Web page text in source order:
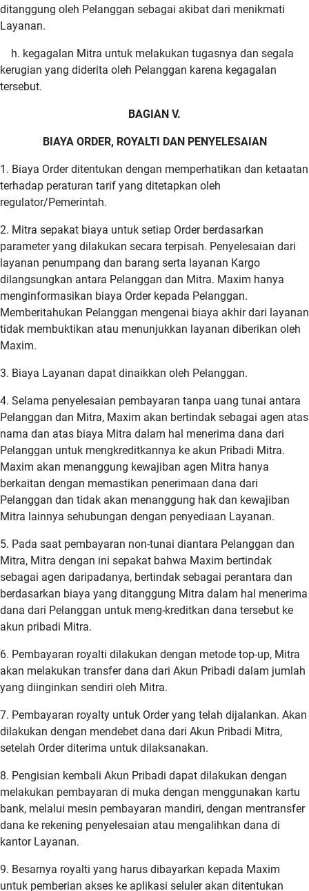
ditanggung oleh Pelanggan sebagai akibat dari menikmati
Layanan.
h. kegagalan Mitra untuk melakukan tugasnya dan segala
kerugian yang diderita oleh Pelanggan karena kegagalan
tersebut.
BAGIAN V.
BIAYA ORDER, ROYALTI DAN PENYELESAIAN
1. Biaya Order ditentukan dengan memperhatikan dan ketaatan
terhadap peraturan tarif yang ditetapkan oleh
regulator/Pemerintah.
2. Mitra sepakat biaya untuk setiap Order berdasarkan
parameter yang dilakukan secara terpisah. Penyelesaian dari
layanan penumpang dan barang serta layanan Kargo
dilangsungkan antara Pelanggan dan Mitra. Maxim hanya
menginformasikan biaya Order kepada Pelanggan.
Memberitahukan Pelanggan mengenai biaya akhir dari layanan
tidak membuktikan atau menunjukkan layanan diberikan oleh
Maxim.
3. Biaya Layanan dapat dinaikkan oleh Pelanggan.
4. Selama penyelesaian pembayaran tanpa uang tunai antara
Pelanggan dan Mitra, Maxim akan bertindak sebagai agen atas
nama dan atas biaya Mitra dalam hal menerima dana dari
Pelanggan untuk mengkreditkannya ke akun Pribadi Mitra.
Maxim akan menanggung kewajiban agen Mitra hanya
berkaitan dengan memastikan penerimaan dana dari
Pelanggan dan tidak akan menanggung hak dan kewajiban
Mitra lainnya sehubungan dengan penyediaan Layanan.
5. Pada saat pembayaran non-tunai diantara Pelanggan dan
Mitra, Mitra dengan ini sepakat bahwa Maxim bertindak
sebagai agen daripadanya, bertindak sebagai perantara dan
berdasarkan biaya yang ditanggung Mitra dalam hal menerima
dana dari Pelanggan untuk meng-kreditkan dana tersebut ke
akun pribadi Mitra.
6. Pembayaran royalti dilakukan dengan metode top-up, Mitra
akan melakukan transfer dana dari Akun Pribadi dalam jumlah
yang diinginkan sendiri oleh Mitra.
7. Pembayaran royalty untuk Order yang telah dijalankan. Akan
dilakukan dengan mendebet dana dari Akun Pribadi Mitra,
setelah Order diterima untuk dilaksanakan.
8. Pengisian kembali Akun Pribadi dapat dilakukan dengan
melakukan pembayaran di muka dengan menggunakan kartu
bank, melalui mesin pembayaran mandiri, dengan mentransfer
dana ke rekening penyelesaian atau mengalihkan dana di
kantor Layanan.
9. Besarnya royalti yang harus dibayarkan kepada Maxim
untuk pemberian akses ke aplikasi seluler akan ditentukan